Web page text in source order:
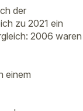
der
zu 2021 ein
2006 waren
einem